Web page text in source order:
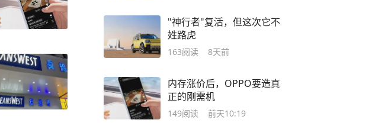
"神行者"复活，但这次它不
姓路虎
163阅读 8天前
内存涨价后，OPPO要造真
正的刚需机
149阅读 前天10:19